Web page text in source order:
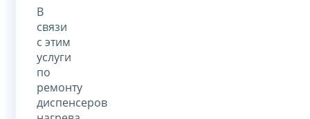
В
связи
с этим
услуги
по
ремонту
диспенсеров